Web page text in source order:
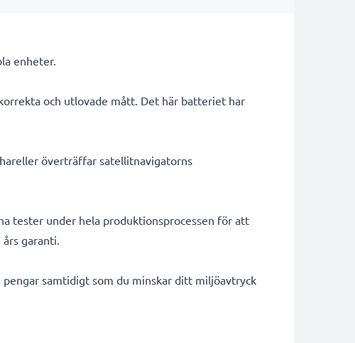
enheter.
och utlovade mått. Det här batteriet har
överträffar satellitnavigatorns
tester under hela produktionsprocessen för att
garanti.
samtidigt som du minskar ditt miljöavtryck